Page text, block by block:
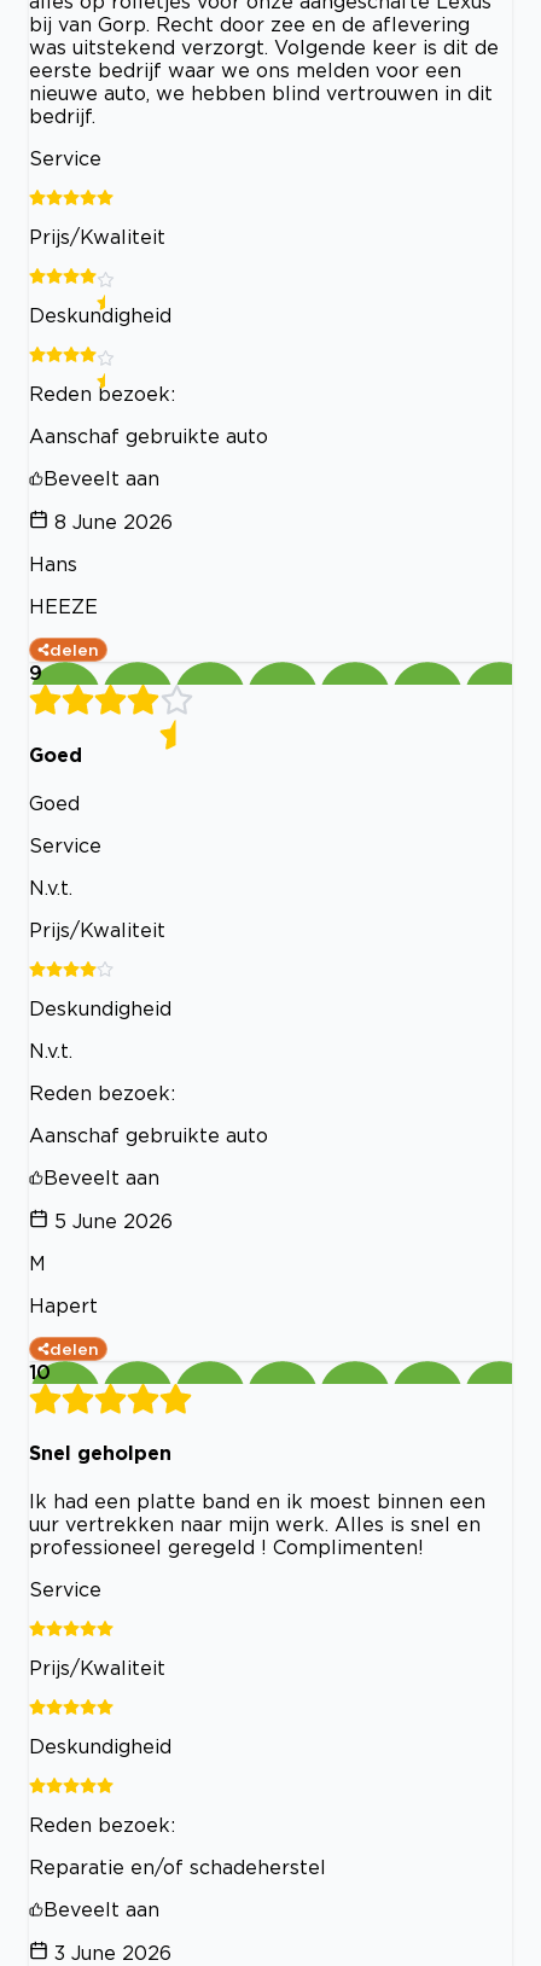
bij van Gorp. Recht door zee en de aflevering
was uitstekend verzorgt. Volgende keer is dit de
eerste bedrijf waar we ons melden voor een
nieuwe auto, we hebben blind vertrouwen in dit
bedrijf.
Service
Prijs/Kwaliteit
Deskundigheid
Reden bezoek:
Aanschaf gebruikte auto
Beveelt aan
8 June 2026
Hans
HEEZE
delen
9
Goed
Goed
Service
N.v.t.
Prijs/Kwaliteit
Deskundigheid
N.v.t.
Reden bezoek:
Aanschaf gebruikte auto
Beveelt aan
5 June 2026
M
Hapert
delen
10
Snel geholpen
Ik had een platte band en ik moest binnen een
uur vertrekken naar mijn werk. Alles is snel en
professioneel geregeld ! Complimenten!
Service
Prijs/Kwaliteit
Deskundigheid
Reden bezoek:
Reparatie en/of schadeherstel
Beveelt aan
3 June 2026